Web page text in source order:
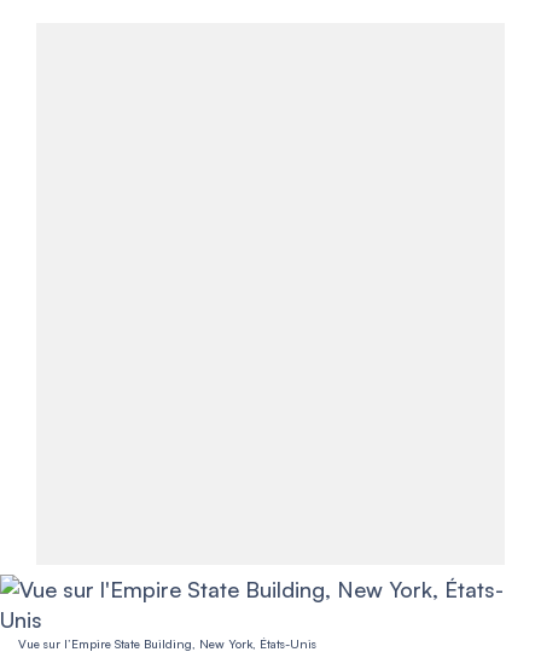
Vue sur l’Empire State Building, New York, États-Unis